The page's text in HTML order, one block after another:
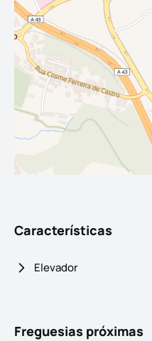
Características
Elevador
Freguesias próximas